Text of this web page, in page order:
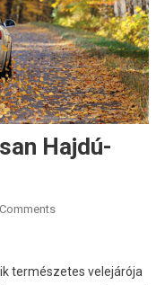
Hajdú-
természetes velejárója